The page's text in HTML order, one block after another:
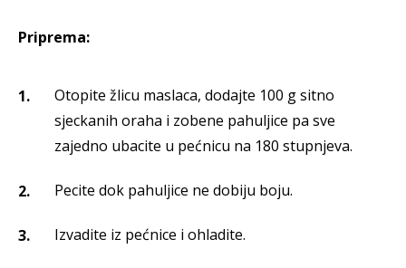
Priprema:
Otopite žlicu maslaca, dodajte 100 g sitno
sjeckanih oraha i zobene pahuljice pa sve
zajedno ubacite u pećnicu na 180 stupnjeva.
Pecite dok pahuljice ne dobiju boju.
Izvadite iz pećnice i ohladite.